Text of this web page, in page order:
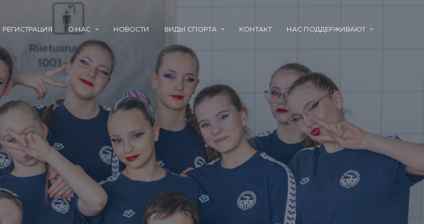
РЕГИСТРАЦИЯ О НАС НОВОСТИ ВИДЫ СПОРТА КОНТАКТ НАС ПОДДЕРЖИВАЮТ